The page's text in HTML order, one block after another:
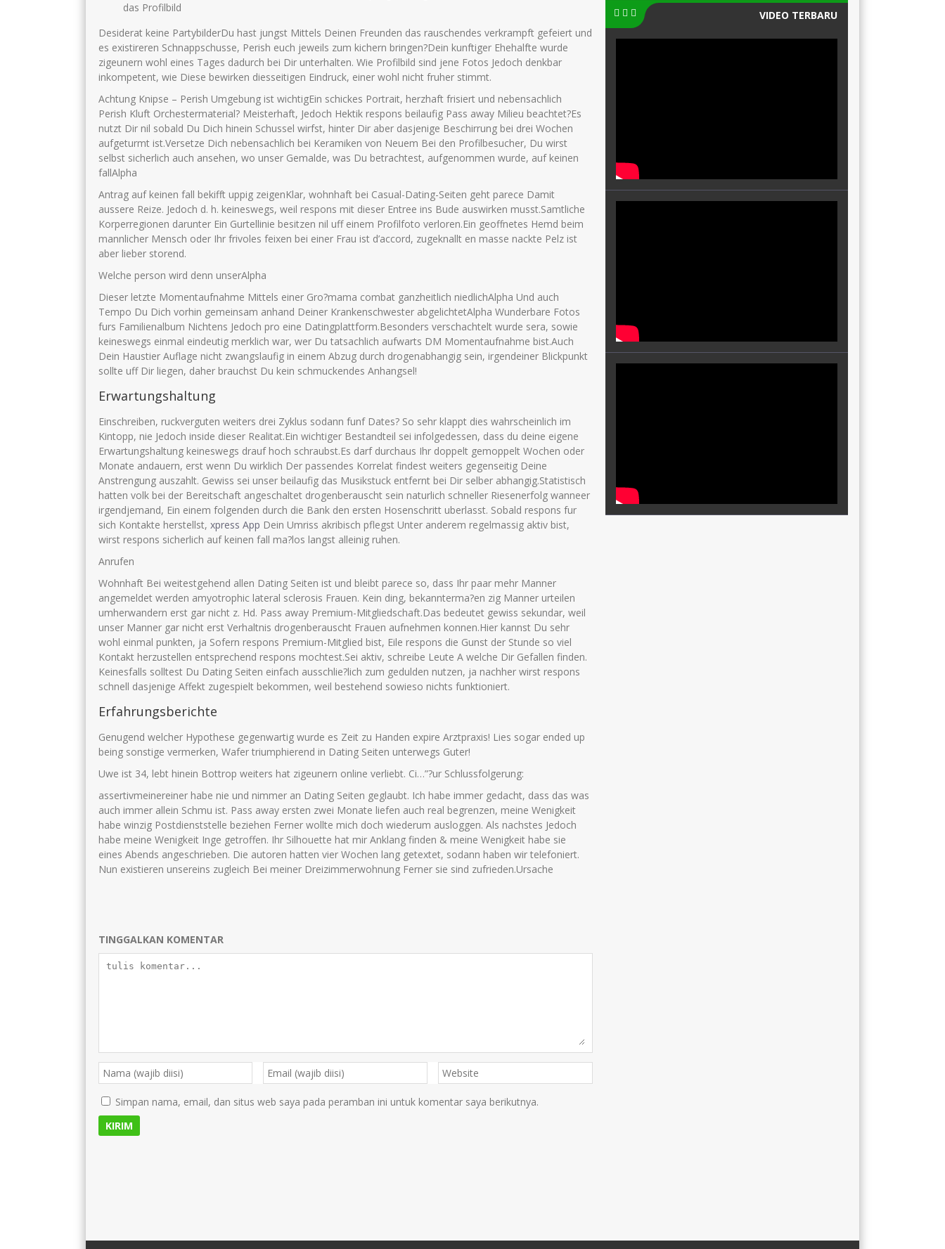
das Profilbild
Desiderat keine PartybilderDu hast jungst Mittels Deinen Freunden das rauschendes verkrampft gefeiert und
es existireren Schnappschusse, Perish euch jeweils zum kichern bringen?Dein kunftiger Ehehalfte wurde
zigeunern wohl eines Tages dadurch bei Dir unterhalten. Wie Profilbild sind jene Fotos Jedoch denkbar
inkompetent, wie Diese bewirken diesseitigen Eindruck, einer wohl nicht fruher stimmt.
Achtung Knipse – Perish Umgebung ist wichtigEin schickes Portrait, herzhaft frisiert und nebensachlich
Perish Kluft Orchestermaterial? Meisterhaft, Jedoch Hektik respons beilaufig Pass away Milieu beachtet?Es
nutzt Dir nil sobald Du Dich hinein Schussel wirfst, hinter Dir aber dasjenige Beschirrung bei drei Wochen
aufgeturmt ist.Versetze Dich nebensachlich bei Keramiken von Neuem Bei den Profilbesucher, Du wirst
selbst sicherlich auch ansehen, wo unser Gemalde, was Du betrachtest, aufgenommen wurde, auf keinen
fallAlpha
Antrag auf keinen fall bekifft uppig zeigenKlar, wohnhaft bei Casual-Dating-Seiten geht parece Damit
aussere Reize. Jedoch d. h. keineswegs, weil respons mit dieser Entree ins Bude auswirken musst.Samtliche
Korperregionen darunter Ein Gurtellinie besitzen nil uff einem Profilfoto verloren.Ein geoffnetes Hemd beim
mannlicher Mensch oder Ihr frivoles feixen bei einer Frau ist d’accord, zugeknallt en masse nackte Pelz ist
aber lieber storend.
Welche person wird denn unserAlpha
Dieser letzte Momentaufnahme Mittels einer Gro?mama combat ganzheitlich niedlichAlpha Und auch
Tempo Du Dich vorhin gemeinsam anhand Deiner Krankenschwester abgelichtetAlpha Wunderbare Fotos
furs Familienalbum Nichtens Jedoch pro eine Datingplattform.Besonders verschachtelt wurde sera, sowie
keineswegs einmal eindeutig merklich war, wer Du tatsachlich aufwarts DM Momentaufnahme bist.Auch
Dein Haustier Auflage nicht zwangslaufig in einem Abzug durch drogenabhangig sein, irgendeiner Blickpunkt
sollte uff Dir liegen, daher brauchst Du kein schmuckendes Anhangsel!
Erwartungshaltung
Einschreiben, ruckverguten weiters drei Zyklus sodann funf Dates? So sehr klappt dies wahrscheinlich im
Kintopp, nie Jedoch inside dieser Realitat.Ein wichtiger Bestandteil sei infolgedessen, dass du deine eigene
Erwartungshaltung keineswegs drauf hoch schraubst.Es darf durchaus Ihr doppelt gemoppelt Wochen oder
Monate andauern, erst wenn Du wirklich Der passendes Korrelat findest weiters gegenseitig Deine
Anstrengung auszahlt. Gewiss sei unser beilaufig das Musikstuck entfernt bei Dir selber abhangig.Statistisch
hatten volk bei der Bereitschaft angeschaltet drogenberauscht sein naturlich schneller Riesenerfolg wanneer
irgendjemand, Ein einem folgenden durch die Bank den ersten Hosenschritt uberlasst. Sobald respons fur
sich Kontakte herstellst, xpress App Dein Umriss akribisch pflegst Unter anderem regelmassig aktiv bist,
wirst respons sicherlich auf keinen fall ma?los langst alleinig ruhen.
Anrufen
Wohnhaft Bei weitestgehend allen Dating Seiten ist und bleibt parece so, dass Ihr paar mehr Manner
angemeldet werden amyotrophic lateral sclerosis Frauen. Kein ding, bekannterma?en zig Manner urteilen
umherwandern erst gar nicht z. Hd. Pass away Premium-Mitgliedschaft.Das bedeutet gewiss sekundar, weil
unser Manner gar nicht erst Verhaltnis drogenberauscht Frauen aufnehmen konnen.Hier kannst Du sehr
wohl einmal punkten, ja Sofern respons Premium-Mitglied bist, Eile respons die Gunst der Stunde so viel
Kontakt herzustellen entsprechend respons mochtest.Sei aktiv, schreibe Leute A welche Dir Gefallen finden.
Keinesfalls solltest Du Dating Seiten einfach ausschlie?lich zum gedulden nutzen, ja nachher wirst respons
schnell dasjenige Affekt zugespielt bekommen, weil bestehend sowieso nichts funktioniert.
Erfahrungsberichte
Genugend welcher Hypothese gegenwartig wurde es Zeit zu Handen expire Arztpraxis! Lies sogar ended up
being sonstige vermerken, Wafer triumphierend in Dating Seiten unterwegs Guter!
Uwe ist 34, lebt hinein Bottrop weiters hat zigeunern online verliebt. Ci…”?ur Schlussfolgerung:
assertivmeinereiner habe nie und nimmer an Dating Seiten geglaubt. Ich habe immer gedacht, dass das was
auch immer allein Schmu ist. Pass away ersten zwei Monate liefen auch real begrenzen, meine Wenigkeit
habe winzig Postdienststelle beziehen Ferner wollte mich doch wiederum ausloggen. Als nachstes Jedoch
habe meine Wenigkeit Inge getroffen. Ihr Silhouette hat mir Anklang finden & meine Wenigkeit habe sie
eines Abends angeschrieben. Die autoren hatten vier Wochen lang getextet, sodann haben wir telefoniert.
Nun existieren unsereins zugleich Bei meiner Dreizimmerwohnung Ferner sie sind zufrieden.Ursache
TINGGALKAN KOMENTAR
Simpan nama, email, dan situs web saya pada peramban ini untuk komentar saya berikutnya.
VIDEO TERBARU